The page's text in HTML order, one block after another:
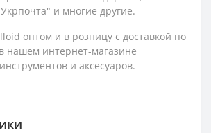
и многие другие.
оптом и в розницу с доставкой по
нашем интернет-магазине
и аксесуаров.